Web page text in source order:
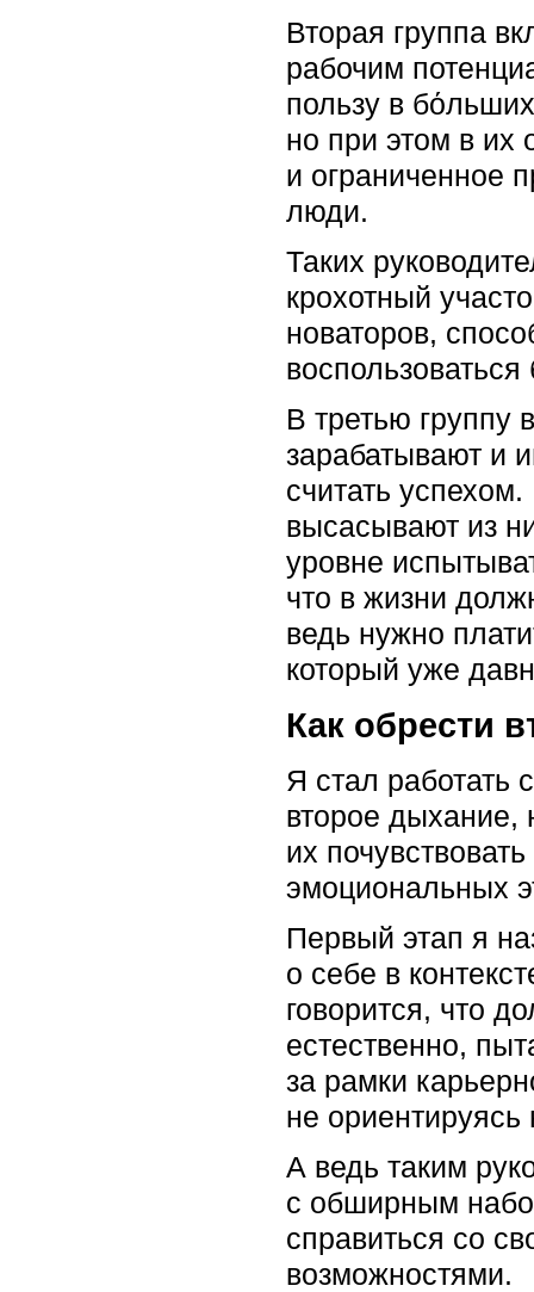
Вторая группа
рабочим
пользу в
но при этом в их
и ограниченное
люди.
Таких
крохотный
новаторов,
В третью группу
зарабатывают и
считать
высасывают из
уровне
что в жизни
ведь нужно
который уже
Как обрести
Я стал работать
второе дыхание,
их
эмоциональных
Первый этап я
о себе в
говорится, что
естественно,
за рамки
не
А ведь таким
с обширным
справиться со
возможностями.